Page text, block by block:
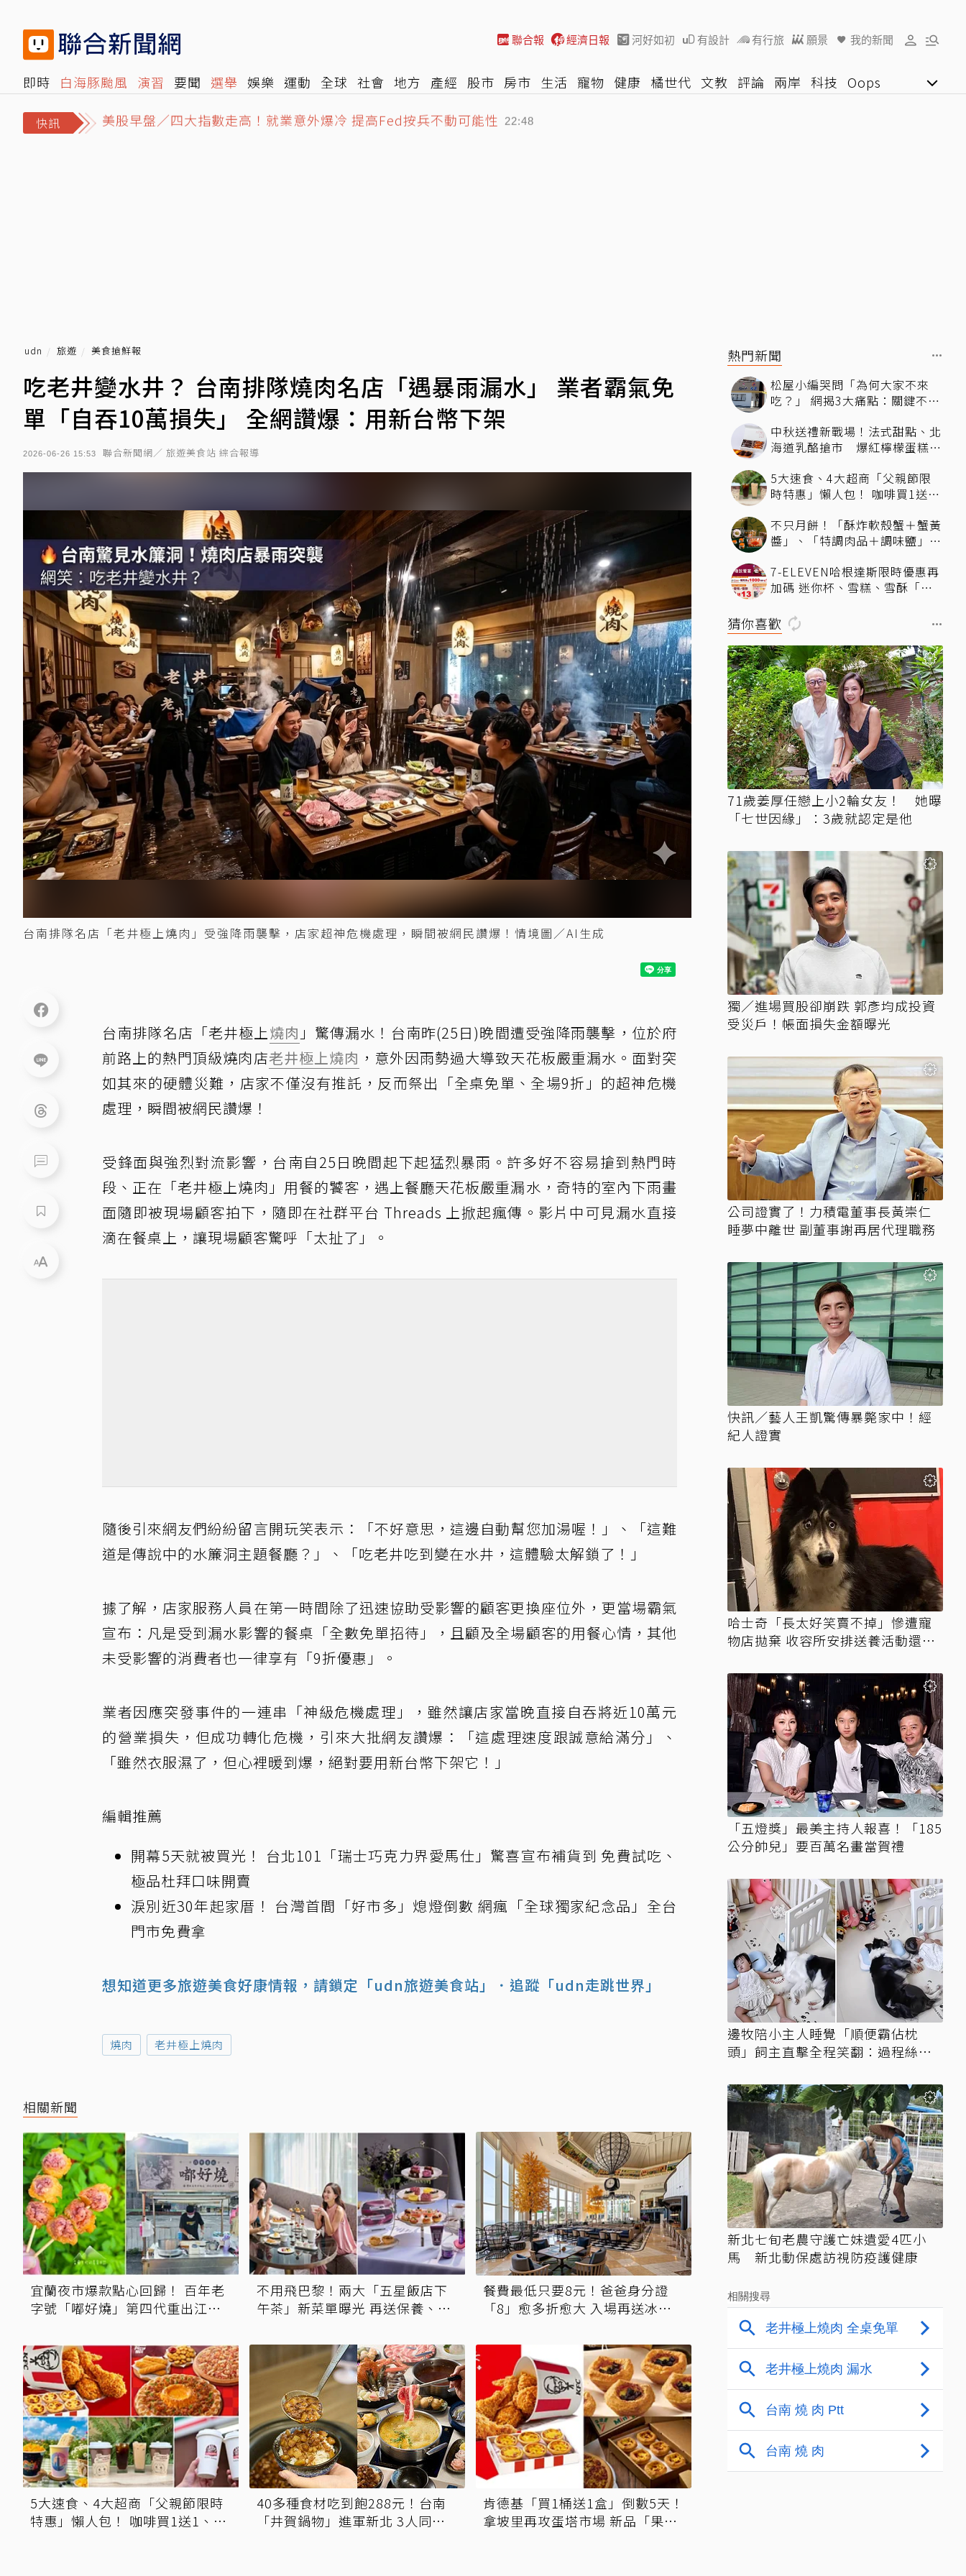
聯合報 經濟日報 河好如初 有設計 有行旅 願景 我的新聞
即時 白海豚颱風 演習 要聞 選舉 娛樂 運動 全球 社會 地方 產經 股市 房市 生活 寵物 健康 橘世代 文教 評論 兩岸 科技 Oops
快訊
美股早盤／四大指數走高！就業意外爆冷 提高Fed按兵不動可能性
松屋小編哭問「為何大家不來吃？」 網揭3大痛點：關鍵不只價格 22:34
udn 旅遊 美食搶鮮報
吃老井變水井？ 台南排隊燒肉名店「遇暴雨漏水」 業者霸氣免
單「自吞10萬損失」 全網讚爆：用新台幣下架
2026-06-26 15:53 聯合新聞網／ 旅遊美食站 綜合報導
台南排隊名店「老井極上燒肉」受強降雨襲擊，店家超神危機處理，瞬間被網民讚爆！情境圖／AI生成
台南排隊名店「老井極上燒肉 」驚傳漏水！台南昨(25日)晚間遭受強降雨襲擊，位於府
前路上的熱門頂級燒肉店老井極上燒肉 ，意外因雨勢過大導致天花板嚴重漏水。面對突
如其來的硬體災難，店家不僅沒有推託，反而祭出「全桌免單、全場9折」的超神危機
處理，瞬間被網民讚爆！
受鋒面與強烈對流影響，台南自25日晚間起下起猛烈暴雨。許多好不容易搶到熱門時
段、正在「老井極上燒肉」用餐的饕客，遇上餐廳天花板嚴重漏水，奇特的室內下雨畫
面隨即被現場顧客拍下，隨即在社群平台 Threads 上掀起瘋傳。影片中可見漏水直接
滴在餐桌上，讓現場顧客驚呼「太扯了」。
隨後引來網友們紛紛留言開玩笑表示：「不好意思，這邊自動幫您加湯喔！」、「這難
道是傳說中的水簾洞主題餐廳？」、「吃老井吃到變在水井，這體驗太解鎖了！」
據了解，店家服務人員在第一時間除了迅速協助受影響的顧客更換座位外，更當場霸氣
宣布：凡是受到漏水影響的餐桌「全數免單招待」，且顧及全場顧客的用餐心情，其他
未受影響的消費者也一律享有「9折優惠」。
業者因應突發事件的一連串「神級危機處理」，雖然讓店家當晚直接自吞將近10萬元
的營業損失，但成功轉化危機，引來大批網友讚爆：「這處理速度跟誠意給滿分」、
「雖然衣服濕了，但心裡暖到爆，絕對要用新台幣下架它！」
編輯推薦
開幕5天就被買光！ 台北101「瑞士巧克力界愛馬仕」驚喜宣布補貨到 免費試吃、
極品杜拜口味開賣
淚別近30年起家厝！ 台灣首間「好市多」熄燈倒數 網瘋「全球獨家紀念品」全台
門市免費拿
想知道更多旅遊美食好康情報，請鎖定「udn旅遊美食站」 ．追蹤「udn走跳世界」
燒肉 老井極上燒肉
相關新聞
宜蘭夜市爆款點心回歸！ 百年老
字號「嘟好燒」第四代重出江湖
不用飛巴黎！兩大「五星飯店下
午茶」新菜單曝光 再送保養、香
餐費最低只要8元！爸爸身分證
「8」愈多折愈大 入場再送冰涼
5大速食、4大超商「父親節限時
特惠」懶人包！ 咖啡買1送1、比
40多種食材吃到飽288元！台南
「井賀鍋物」進軍新北 3人同行
肯德基「買1桶送1盒」倒數5天！
拿坡里再攻蛋塔市場 新品「果香
熱門新聞
松屋小編哭問「為何大家不來
吃？」 網揭3大痛點：關鍵不只
中秋送禮新戰場！法式甜點、北
海道乳酪搶市 爆紅檸檬蛋糕熱
5大速食、4大超商「父親節限
時特惠」懶人包！ 咖啡買1送
不只月餅！「酥炸軟殼蟹＋蟹黃
醬」、「特調肉品＋調味鹽」中
7-ELEVEN哈根達斯限時優惠再
加碼 迷你杯、雪糕、雪酥「買
猜你喜歡
71歲姜厚任戀上小2輪女友！ 她曝
「七世因緣」：3歲就認定是他
獨／進場買股卻崩跌 郭彥均成投資
受災戶！帳面損失金額曝光
公司證實了！力積電董事長黃崇仁
睡夢中離世 副董事謝再居代理職務
快訊／藝人王凱驚傳暴斃家中！經
紀人證實
哈士奇「長太好笑賣不掉」慘遭寵
物店拋棄 收容所安排送養活動還是
「五燈獎」最美主持人報喜！「185
公分帥兒」要百萬名畫當賀禮
邊牧陪小主人睡覺「順便霸佔枕
頭」飼主直擊全程笑翻：過程絲滑
新北七旬老農守護亡妹遺愛4匹小
馬 新北動保處訪視防疫護健康